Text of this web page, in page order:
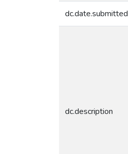
dc.date.submitted
dc.description